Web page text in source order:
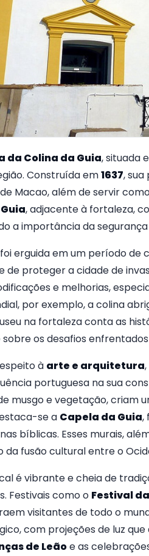
da Colina da Guia, situada
Construída em1637,
Macao, além de servir
, adjacente à fortaleza,
a importância da
erguida em um período
de proteger a cidade de
e melhorias,
por exemplo, a colina
na fortaleza conta as
os desafios
à arte e arquitetura
portuguesa na sua
musgo e vegetação, criam
se a Capela da Guia,
bíblicas. Esses murais,
da fusão cultural entre o
é vibrante e cheia de
Festivais como o Festival
visitantes de todo o
com projeções de luz
de Leãoe as